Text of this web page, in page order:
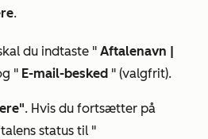
.
du indtaste " Aftalenavn |
" E-mail-besked " (valgfrit).
. Hvis du fortsætter på
status til "